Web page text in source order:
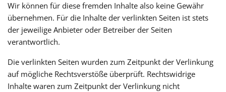
Wir können für diese fremden Inhalte also keine Gewähr
übernehmen. Für die Inhalte der verlinkten Seiten ist stets
der jeweilige Anbieter oder Betreiber der Seiten
verantwortlich.
Die verlinkten Seiten wurden zum Zeitpunkt der Verlinkung
auf mögliche Rechtsverstöße überprüft. Rechtswidrige
Inhalte waren zum Zeitpunkt der Verlinkung nicht